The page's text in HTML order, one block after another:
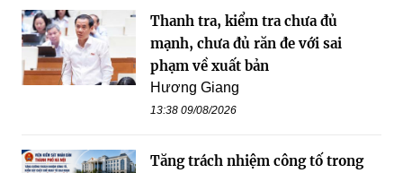
Thanh tra, kiểm tra chưa đủ
mạnh, chưa đủ răn đe với sai
phạm về xuất bản
Hương Giang
13:38 09/08/2026
Tăng trách nhiệm công tố trong